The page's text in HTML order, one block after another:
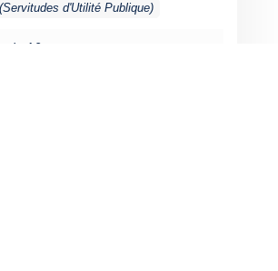
d'Utilité Publique)
A6